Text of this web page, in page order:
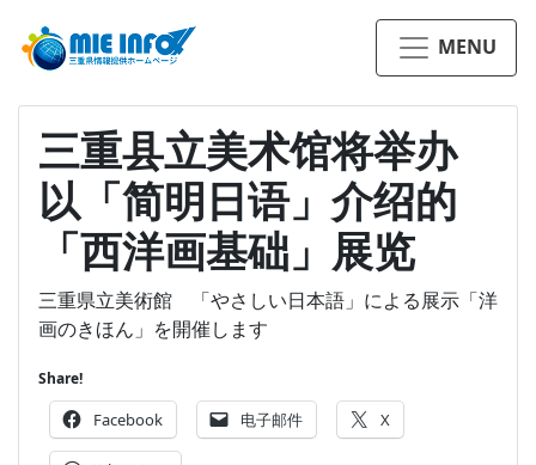
MENU
三重县立美术馆将举办
以「简明日语」介绍的
「西洋画基础」展览
三重県立美術館 「やさしい日本語」による展示「洋
画のきほん」を開催します
Share!
Facebook 电子邮件 X